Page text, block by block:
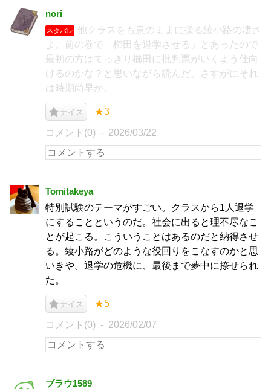
nori
ネタバレ
他クラスをも意のままに操る綾小路の凄さ
よ。前の巻で「櫛田を退学させる」とあったので
最初の方はてっきり櫛田に批判票がいくよう仕向
けるのかな？と思いながら読んだ。さすがにそれ
は時期尚早か。
ナイス ★3
コメント(0) 2026/03/22
Tomitakeya
特別試験のテーマがすごい。クラスから1人退学
にすることというのだ。社会に出ると理不尽なこ
とが起こる。こういうことはあるのだと納得させ
る。綾小路がどのような役回りをこなすのかと思
いきや。退学の危機に、最後まで夢中に捺せられ
た。
ナイス ★5
コメント(0) 2026/02/07
ブラウ1589